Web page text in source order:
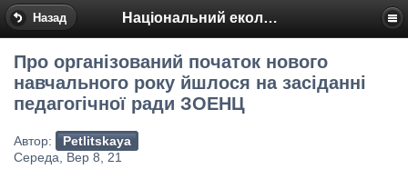
Назад Національний еколого-натуралістичний центр
Про організований початок нового
навчального року йшлося на засіданні
педагогічної ради ЗОЕНЦ
Автор:
Petlitskaya
Середа, Вер 8, 21